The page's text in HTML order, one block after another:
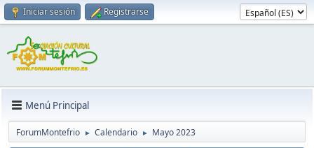
Iniciar sesión Registrarse
Menú Principal
ForumMontefrio ► Calendario ► Mayo 2023